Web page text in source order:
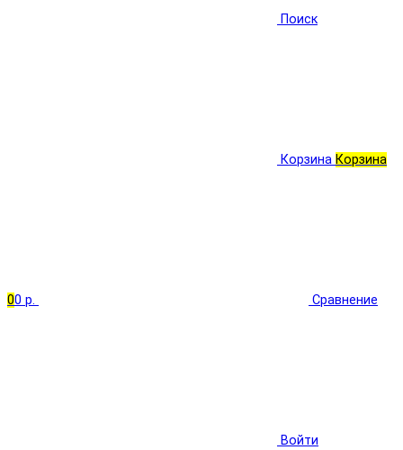
Поиск
Корзина Корзина
00 р. Сравнение
Войти